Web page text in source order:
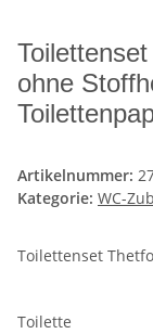
ohne
Artikelnummer:
Kategorie: WC-
Toilettenset
Toilette